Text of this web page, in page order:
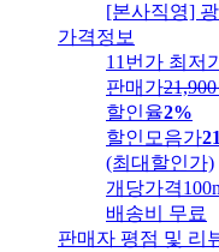
[본사직영]
가격정보
11번가 최저
판매가21,900
할인율2%
할인모음가
(최대할인가)
개당가격
배송비
무료
판매자 평점 및 리